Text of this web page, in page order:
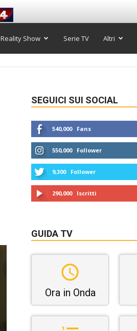
Reality Show Serie TV Altri
SEGUICI SUI SOCIAL
540,000 Fans
550,000 Follower
9,300 Follower
290,000 Iscritti
GUIDA TV
Ora in Onda